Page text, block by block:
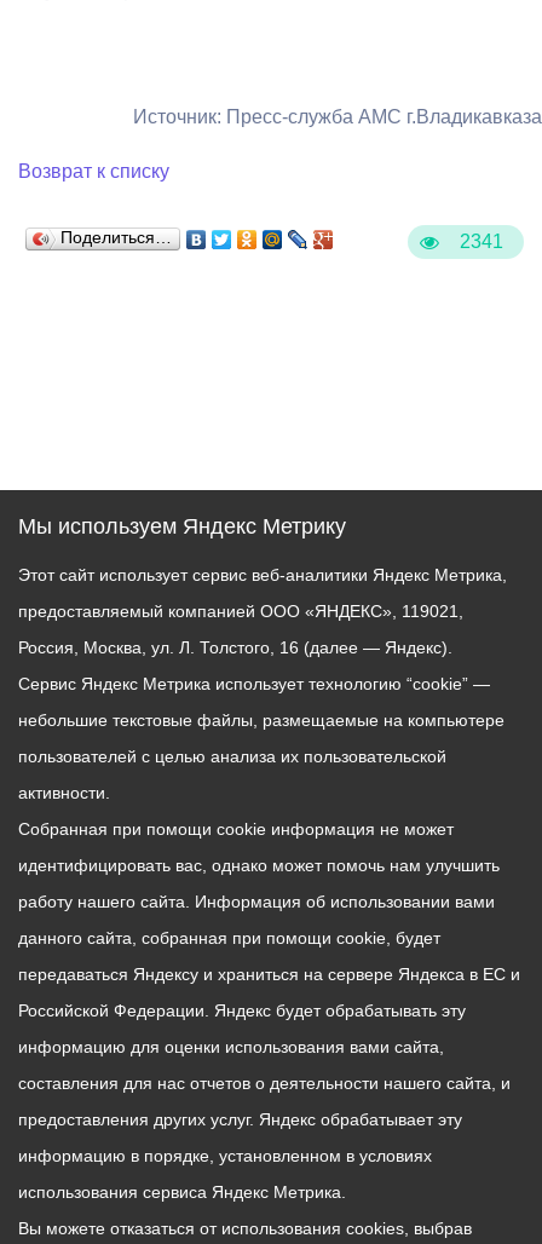
2341
Источник: Пресс-служба АМС г.Владикавказа
Возврат к списку
Поделиться…
Мы используем Яндекс Метрику
Этот сайт использует сервис веб-аналитики Яндекс Метрика,
предоставляемый компанией ООО «ЯНДЕКС», 119021,
Россия, Москва, ул. Л. Толстого, 16 (далее — Яндекс).
Сервис Яндекс Метрика использует технологию “cookie” —
небольшие текстовые файлы, размещаемые на компьютере
пользователей с целью анализа их пользовательской
активности.
Собранная при помощи cookie информация не может
идентифицировать вас, однако может помочь нам улучшить
работу нашего сайта. Информация об использовании вами
данного сайта, собранная при помощи cookie, будет
передаваться Яндексу и храниться на сервере Яндекса в ЕС и
Российской Федерации. Яндекс будет обрабатывать эту
информацию для оценки использования вами сайта,
составления для нас отчетов о деятельности нашего сайта, и
предоставления других услуг. Яндекс обрабатывает эту
информацию в порядке, установленном в условиях
использования сервиса Яндекс Метрика.
Вы можете отказаться от использования cookies, выбрав